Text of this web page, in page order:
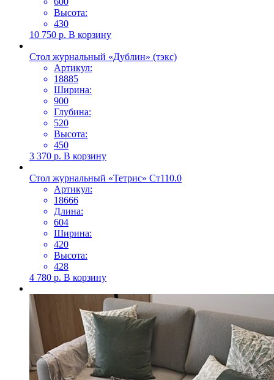
Высота:
430
10 750 р. В корзину
Стол журнальный «Дублин» (тэкс)
Артикул:
18885
Ширина:
900
Глубина:
520
Высота:
450
3 370 р. В корзину
Стол журнальный «Тетрис» Ст110.0
Артикул:
18666
Длина:
604
Ширина:
420
Высота:
428
4 780 р. В корзину